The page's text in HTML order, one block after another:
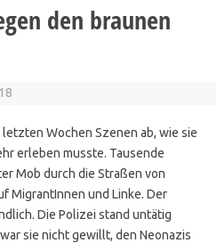
den braunen
Wochen Szenen ab, wie sie
erleben musste. Tausende
Mob durch die Straßen von
MigrantInnen und Linke. Der
Die Polizei stand untätig
sie nicht gewillt, den Neonazis